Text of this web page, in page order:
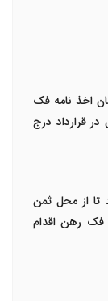
اخذ نامه فک
قرارداد درج
از محل ثمن
فک رهن اقدام